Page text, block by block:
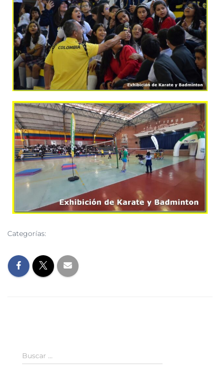
Categorías:
Buscar …